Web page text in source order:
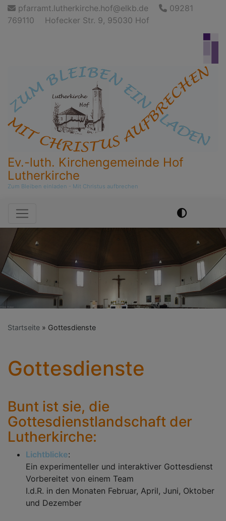
Direkt
zum
pfarramt.lutherkirche.hof@elkb.de
09281
769110
Hofecker Str. 9, 95030 Hof
Ev.-luth. Kirchengemeinde Hof
Lutherkirche
Zum Bleiben einladen - Mit Christus aufbrechen
Hauptnavigation
Startseite Gottesdienste
Gottesdienste
Bunt ist sie, die
Gottesdienstlandschaft der
Lutherkirche:
Lichtblicke:
Ein experimenteller und interaktiver Gottesdienst
Vorbereitet von einem Team
I.d.R. in den Monaten Februar, April, Juni, Oktober
und Dezember